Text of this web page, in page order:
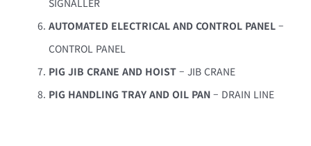
AUTOMATED ELECTRICAL AND CONTROL PANEL–
CONTROL PANEL
PIG JIB CRANE AND HOIST– JIB CRANE
PIG HANDLING TRAY AND OIL PAN– DRAIN LINE